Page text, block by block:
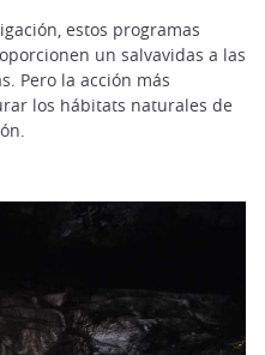
estos programas
un salvavidas a las
Pero la acción más
los hábitats naturales de